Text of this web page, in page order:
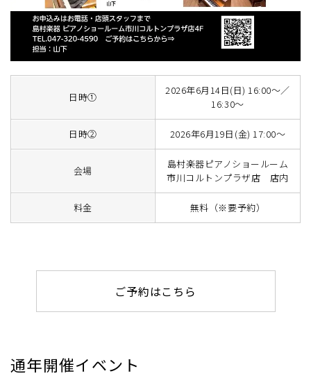
日時①
2026年6月14日(日) 16:00～／
16:30～
日時② 2026年6月19日(金) 17:00～
会場
島村楽器ピアノショールーム
市川コルトンプラザ店 店内
料金 無料（※要予約）
ご予約はこちら
通年開催イベント